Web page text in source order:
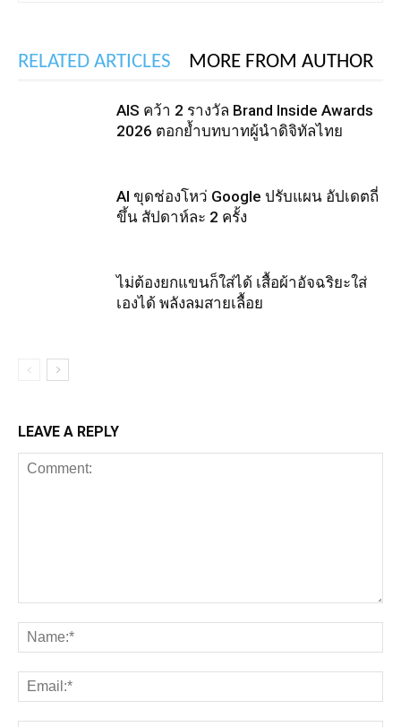
RELATED ARTICLES MORE FROM AUTHOR
AIS คว้า 2 รางวัล Brand Inside Awards
2026 ตอกย้ำบทบาทผู้นำดิจิทัลไทย
AI ขุดช่องโหว่ Google ปรับแผน อัปเดตถี่
ขึ้น สัปดาห์ละ 2 ครั้ง
ไม่ต้องยกแขนก็ใส่ได้ เสื้อผ้าอัจฉริยะใส่
เองได้ พลังลมสายเลื้อย
LEAVE A REPLY